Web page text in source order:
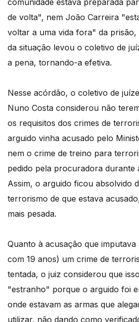
comunidade estava preparada
de volta", nem João Carreira
voltar a uma vida fora" da prisão,
da situação levou o coletivo de
a pena, tornando-a efetiva.
Nesse acórdão, o coletivo de
Nuno Costa considerou não
os requisitos dos crimes de
arguido vinha acusado pelo
nem o crime de treino para
pedido pela procuradora durante
Assim, o arguido ficou absolvido
terrorismo de que estava
mais pesada.
Quanto à acusação que imputava
com 19 anos) um crime de
tentada, o juiz considerou que
"estranho" porque o arguido foi
onde estavam as armas que
utilizar, não dando como